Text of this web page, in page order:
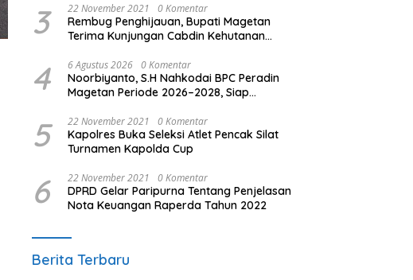
3 22 November 2021 0 Komentar
Rembug Penghijauan, Bupati Magetan
Terima Kunjungan Cabdin Kehutanan
4 6 Agustus 2026 0 Komentar
Noorbiyanto, S.H Nahkodai BPC Peradin
Magetan Periode 2026–2028, Siap
5 22 November 2021 0 Komentar
Kapolres Buka Seleksi Atlet Pencak Silat
Turnamen Kapolda Cup
6 22 November 2021 0 Komentar
DPRD Gelar Paripurna Tentang Penjelasan
Nota Keuangan Raperda Tahun 2022
Berita Terbaru